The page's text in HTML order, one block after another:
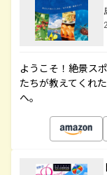
ようこそ！絶景ス
たちが教えてくれ
へ。